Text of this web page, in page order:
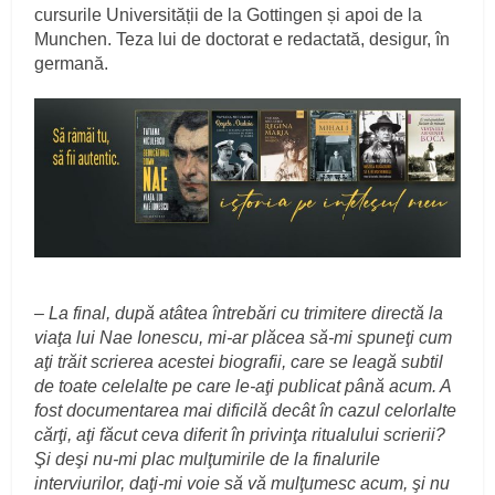
cursurile Universității de la Gottingen și apoi de la
Munchen. Teza lui de doctorat e redactată, desigur, în
germană.
–La final, după atâtea întrebări cu trimitere directă la
viaţa lui Nae Ionescu, mi-ar plăcea să-mi spuneţi cum
aţi trăit scrierea acestei biografii, care se leagă subtil
de toate celelalte pe care le-aţi publicat până acum. A
fost documentarea mai dificilă decât în cazul celorlalte
cărţi, aţi făcut ceva diferit în privinţa ritualului scrierii?
Şi deşi nu-mi plac mulţumirile de la finalurile
interviurilor, daţi-mi voie să vă mulţumesc acum, şi nu